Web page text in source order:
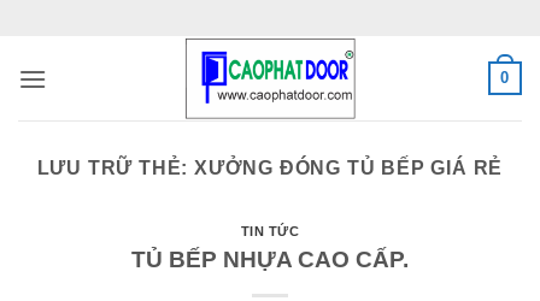
nội
0
LƯU TRỮ THẺ:XƯỞNG ĐÓNG TỦ BẾP GIÁ RẺ
TIN TỨC
TỦ BẾP NHỰA CAO CẤP.